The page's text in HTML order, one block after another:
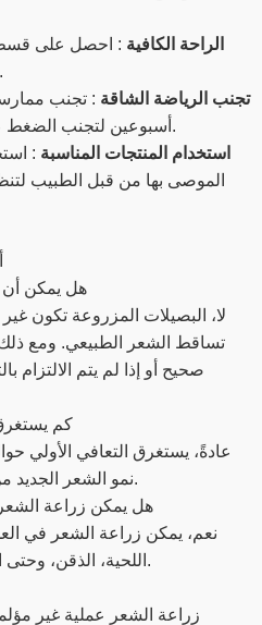
الراحة الكافية : احصل على
الأيام الأولى بعد العملية.
تجنب الرياضة الشاقة : تجنب
أسبوعين لتجنب الضغط على المنطقة المزروعة.
استخدام المنتجات المناسبة :
الموصى بها من قبل الطبيب
1. هل يمكن
لا، البصيلات المزروعة تكون
تساقط الشعر الطبيعي. ومع
صحيح أو إذا لم يتم الالتزام
2. كم
عادةً، يستغرق التعافي الأولي
نمو الشعر الجديد من 6 إلى 9 أشهر للظهور الكامل.
3. هل يمكن زراعة
نعم، يمكن زراعة الشعر في
اللحية، الذقن، وحتى الجسم باستخدام نفس التقنيات.
زراعة الشعر عملية غير